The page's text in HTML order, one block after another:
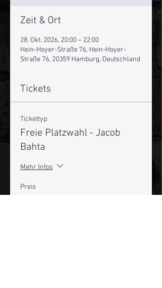
Zeit & Ort
28. Okt. 2026, 20:00 – 22:00
Hein-Hoyer-Straße 76, Hein-Hoyer-
Straße 76, 20359 Hamburg, Deutschland
Tickets
Tickettyp
Freie Platzwahl - Jacob
Bahta
Mehr Infos
Preis